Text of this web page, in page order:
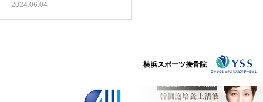
2024.06.04
横浜スポーツ接骨院